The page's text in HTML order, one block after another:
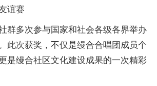
谊赛
群多次参与国家和社会各级各界举办
此次获奖，不仅是缦合合唱团成员个
是缦合社区文化建设成果的一次精彩